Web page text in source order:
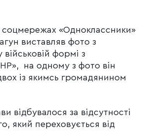
соцмережах «Одноклассники»
виставляв фото з
формі з
на одному з фото він
із якимсь громадянином
відбувалося за відсутності
який переховується від